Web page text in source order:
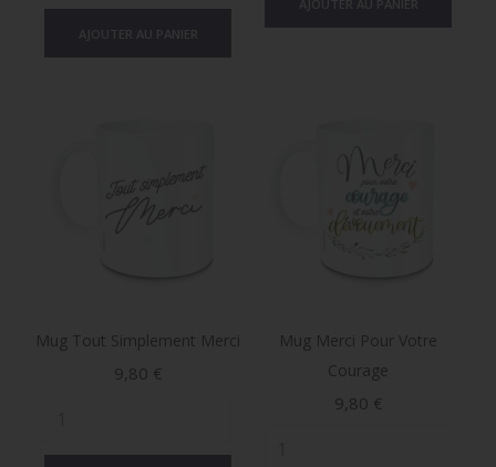
Mug Tout Simplement Merci
Prix
9,80 €
Mug Merci Pour Votre
Courage
Prix
9,80 €